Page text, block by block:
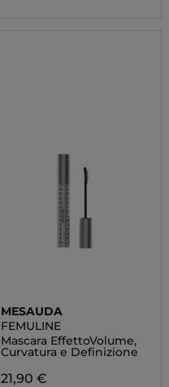
MESAUDA
FEMULINE
Mascara EffettoVolume,
Curvatura e Definizione
21,90 €